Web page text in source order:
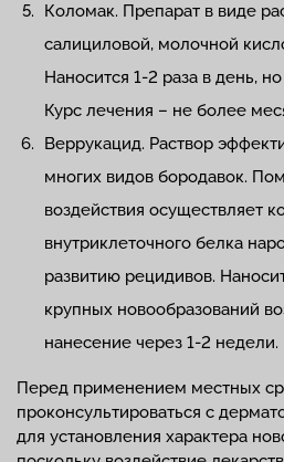
Коломак. Препарат в виде
салициловой, молочной
Наносится 1-2 раза в день,
Курс лечения – не более
Веррукацид. Раствор
многих видов бородавок.
воздействия осуществляет
внутриклеточного белка
развитию рецидивов.
крупных новообразований
нанесение через 1-2 недели.
Перед применением местных
проконсультироваться с
для установления характера